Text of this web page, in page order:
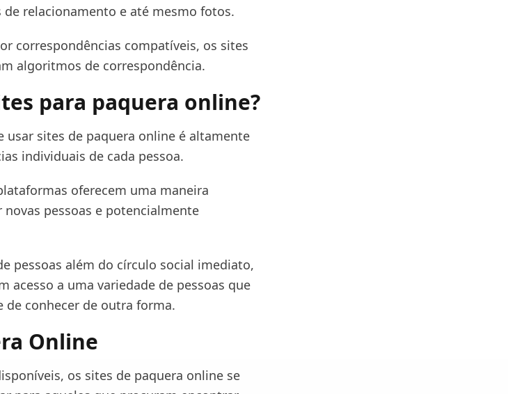
relacionamento e até mesmo fotos.
correspondências compatíveis, os sites
algoritmos de correspondência.
para paquera online?
usar sites de paquera online é altamente
individuais de cada pessoa.
oferecem uma maneira
pessoas e potencialmente
pessoas além do círculo social imediato,
acesso a uma variedade de pessoas que
conhecer de outra forma.
Online
os sites de paquera online se